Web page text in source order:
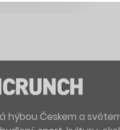
hýbou Českem a